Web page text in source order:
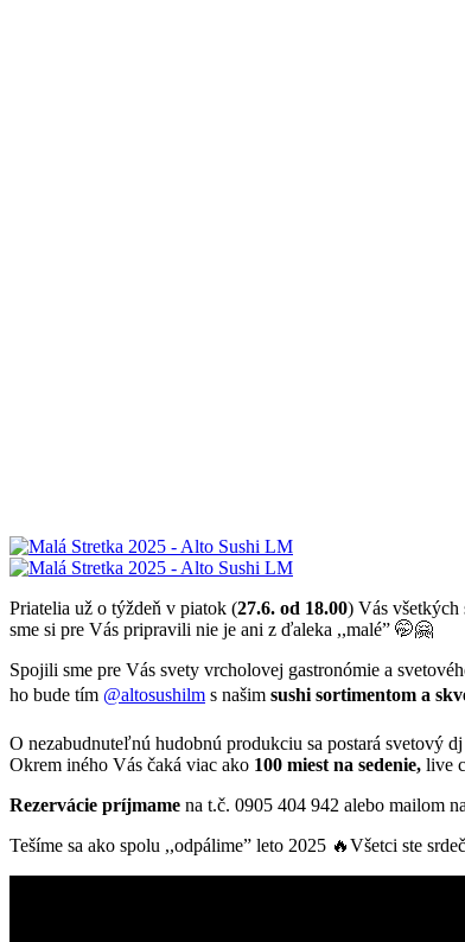
Priatelia už o týždeň v piatok (27.6. od 18.00) Vás všetkých
sme si pre Vás pripravili nie je ani z ďaleka ,,malé” 🤭🤗
Spojili sme pre Vás svety vrcholovej gastronómie a
ho bude tím @altosushilm s našim sushi sortimentom a
O nezabudnuteľnú hudobnú produkciu sa postará svetový dj
Okrem iného Vás čaká viac ako 100 miest na sedenie, live
Rezervácie príjmame na t.č. 0905 404 942 alebo mailom
Tešíme sa ako spolu ,,odpálime” leto 2025 🔥Všetci ste